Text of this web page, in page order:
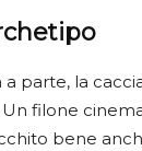
parte, la
Un filone
bene